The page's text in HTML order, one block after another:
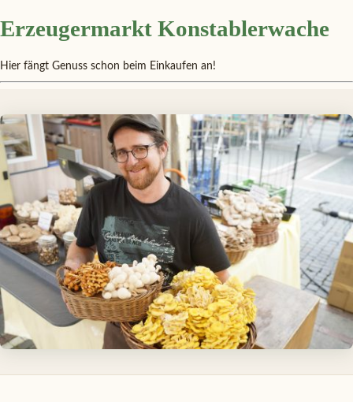
Erzeugermarkt Konstablerwache
Hier fängt Genuss schon beim Einkaufen an!